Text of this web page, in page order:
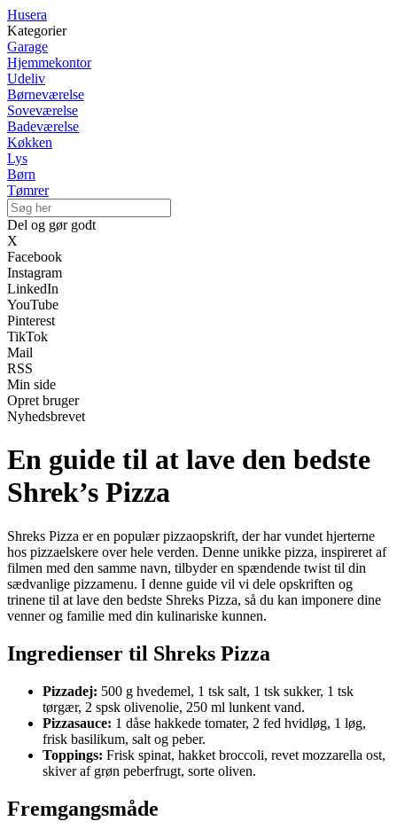
Husera
Kategorier
Garage
Hjemmekontor
Udeliv
Børneværelse
Soveværelse
Badeværelse
Køkken
Lys
Børn
Tømrer
Del og gør godt
X
Facebook
Instagram
LinkedIn
YouTube
Pinterest
TikTok
Mail
RSS
Min side
Opret bruger
Nyhedsbrevet
En guide til at lave den bedste
Shrek’s Pizza
Shreks Pizza er en populær pizzaopskrift, der har vundet hjerterne
hos pizzaelskere over hele verden. Denne unikke pizza, inspireret af
filmen med den samme navn, tilbyder en spændende twist til din
sædvanlige pizzamenu. I denne guide vil vi dele opskriften og
trinene til at lave den bedste Shreks Pizza, så du kan imponere dine
venner og familie med din kulinariske kunnen.
Ingredienser til Shreks Pizza
Pizzadej: 500 g hvedemel, 1 tsk salt, 1 tsk sukker, 1 tsk
tørgær, 2 spsk olivenolie, 250 ml lunkent vand.
Pizzasauce: 1 dåse hakkede tomater, 2 fed hvidløg, 1 løg,
frisk basilikum, salt og peber.
Toppings: Frisk spinat, hakket broccoli, revet mozzarella ost,
skiver af grøn peberfrugt, sorte oliven.
Fremgangsmåde